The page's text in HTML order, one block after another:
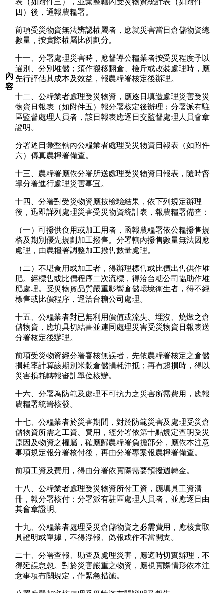
內
容
表（如附件三），並彙整轄內受災物資統計表（如附件
四）後，通報農糧署。
前項受災物資無法辨認權屬者，應就災害當日倉儲物資總
數量，按實際權屬比例劃分。
十一、分署處理災害時，應督導公糧業者按受災程度予以
選別、分別堆儲；須作搬移翻倉、檢斤或改裝處理時，應
先行評估其成本及效益，報農糧署核定後辦理。
十二、公糧業者處理受災物資，應逐日填造處理災害受災
物資日報表（如附件五）報分署核定後辦理；分署派有駐
區監督處理人員者，該日報表應逐日交監督處理人員會章
證明。
分署逐日彙整轄內公糧業者處理受災物資日報表（如附件
六）傳真農糧署備查。
十三、農糧署應依分署所送處理受災物資日報表，隨時督
導分署進行處理災害事宜。
十四、分署對受災物資應按檢驗結果，依下列規定辦理
後，迅即詳列處理災害受災物資統計表，報農糧署備查：
（一）可撥供食用或加工用者，函報農糧署依公糧撥售規
格及期別優先規劃加工撥售。分署轄內撥售數量無法因應
處理，由農糧署調整加工撥售數量處理。
（二）不堪食用或加工者，得辦理標售或比價出售供作堆
肥。經標售或比價程序二次流標，得洽台糖公司協助作堆
肥處理。受災物資品質嚴重影響倉儲環境衛生者，得不經
標售或比價程序，逕洽台糖公司處理。
十五、公糧業者對已無利用價值或流失、埋沒、燒燬之倉
儲物資，應填具切結書並連同處理災害受災物資日報表送
分署核定後辦理。
前項受災物資經分署審核無誤者，先依農糧署核定之倉儲
損耗率計算該期別米穀倉儲損耗沖抵；再有超損時，得以
災害損耗轉報審計單位核辦。
十六、分署為防範及處理不可抗力之災害所需費用，應報
農糧署統籌核發。
十七、公糧業者於災害期間，對於防範災害及處理受災倉
儲物資所需之工資、費用，經分署依第十點規定查明受災
原因及物資之權屬，確應歸農糧署負擔部分，應依本注意
事項規定報分署核付後，再由分署專案報農糧署備查。
前項工資及費用，得由分署依實際需要預撥週轉金。
十八、公糧業者處理受災物資所付工資，應填具工資清
冊，報分署核付；分署派有駐區處理人員者，並應逐日由
其會章證明。
十九、公糧業者處理受災倉儲物資之必需費用，應核實取
具證明或單據，不得浮報、偽報或作不當開支。
二十、分署查報、勘查及處理災害，應適時切實辦理，不
得延誤怠忽。對於災害嚴重之物資，應視實際情形依本注
意事項有關規定，作緊急措施。